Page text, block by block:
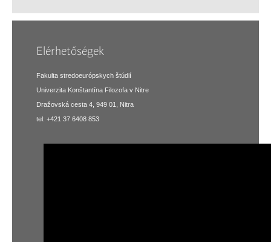
Elérhetőségek
Fakulta stredoeurópskych štúdií
Univerzita Konštantína Filozofa v Nitre
Dražovská cesta 4, 949 01, Nitra
tel: +421 37 6408 853